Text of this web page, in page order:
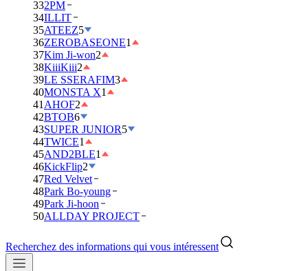
332PM
34ILLIT
35ATEEZ5
36ZEROBASEONE1
37Kim Ji-won2
38KiiiKiii2
39LE SSERAFIM3
40MONSTA X1
41 AHOF2
42BTOB6
43SUPER JUNIOR5
44TWICE1
45AND2BLE1
46KickFlip2
47Red Velvet
48Park Bo-young
49Park Ji-hoon
50ALLDAY PROJECT
Recherchez des informations qui vous intéressent